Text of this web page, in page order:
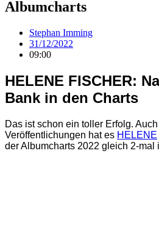
Albumcharts
Stephan Imming
31/12/2022
09:00
HELENE FISCHER:
Bank in den Charts
Das ist schon ein toller Erfolg.
Veröffentlichungen hat es HELENE
der Albumcharts 2022 gleich 2-mal